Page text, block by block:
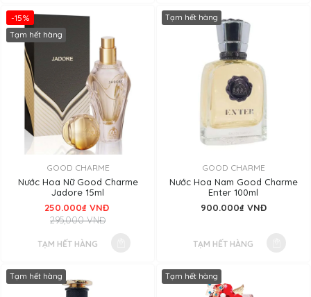
-15%
Tạm hết hàng
GOOD CHARME
Nước Hoa Nữ Good Charme
Jadore 15ml
250.000₫ VNĐ
295,000 VNĐ
TẠM HẾT HÀNG
Tạm hết hàng
GOOD CHARME
Nước Hoa Nam Good Charme
Enter 100ml
900.000₫ VNĐ
TẠM HẾT HÀNG
Tạm hết hàng Tạm hết hàng